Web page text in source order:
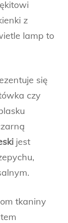
z
lamp to
się
czy
jest
tkaniny